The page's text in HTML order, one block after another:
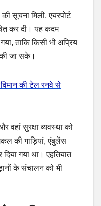
सूचना मिली, एयरपोर्ट
कर दी। यह कदम
ताकि किसी भी अप्रिय
की जा सके।
विमान की टेल रनवे से
वहां सुरक्षा व्यवस्था को
की गाड़ियां, एंबुलेंस
गया था। एहतियात
के संचालन को भी